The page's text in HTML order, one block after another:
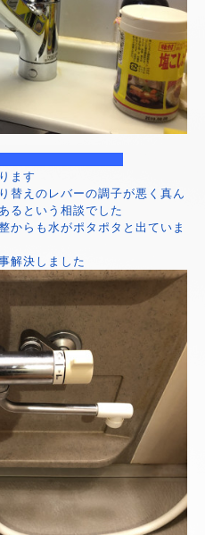
蛇口修理》
ます
替えのレバーの調子が悪く真ん
るという相談でした
からも水がポタポタと出ていま
解決しました